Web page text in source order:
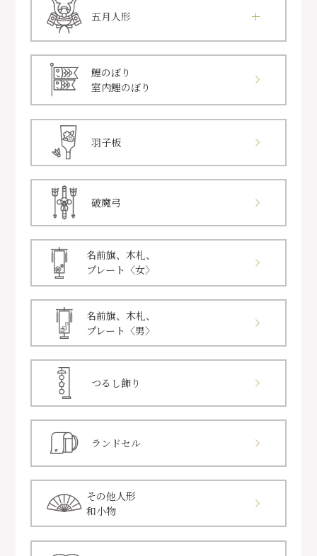
五月人形
鯉のぼり
室内鯉のぼり
羽子板
破魔弓
名前旗、木札、
プレート〈女〉
名前旗、木札、
プレート〈男〉
つるし飾り
ランドセル
その他人形
和小物